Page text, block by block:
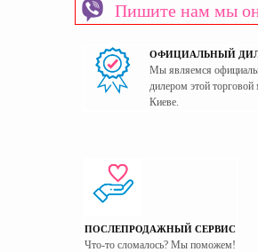
Пол Универсальный
Пишите нам мы
ОФИЦИАЛЬНЫЙ
Мы являемся
дилером этой торговой
Киеве.
ПОСЛЕПРОДАЖНЫЙ СЕРВИС
Что-то сломалось? Мы поможем!